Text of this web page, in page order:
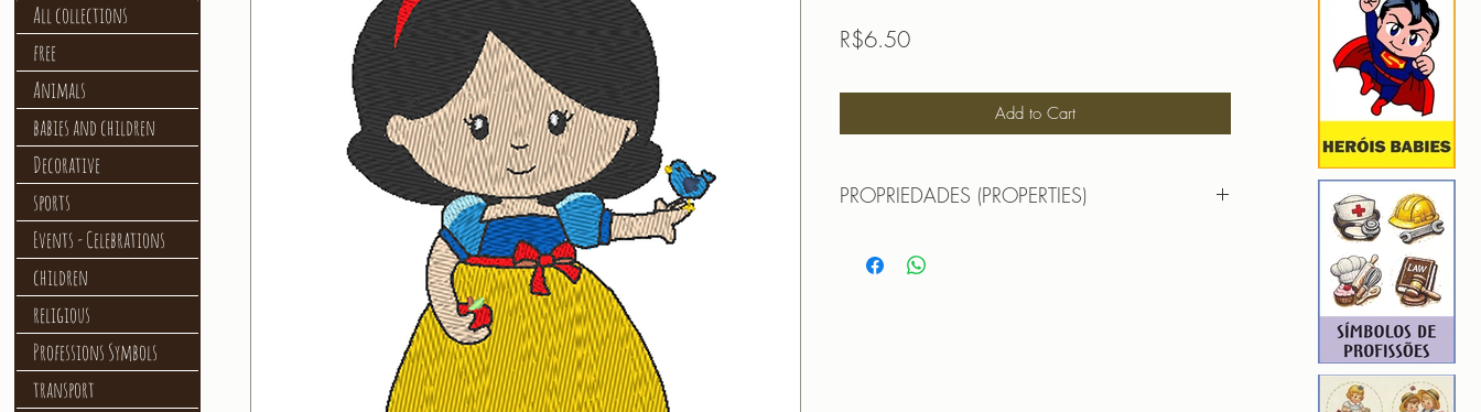
R$6.50Price
Add to Cart
PROPRIEDADES (PROPERTIES)
TAMANHO (SIZE) : 6,5cm X 9,6cm
All collections
free
Animals
babies and children
Decorative
sports
Events - Celebrations
children
religious
Professions Symbols
transport